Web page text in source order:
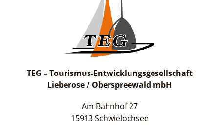
TEG – Tourismus-Entwicklungsgesellschaft
Lieberose / Oberspreewald mbH
Am Bahnhof 27
15913 Schwielochsee